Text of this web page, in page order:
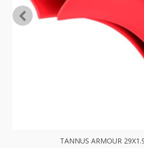
TANNUS ARMOUR